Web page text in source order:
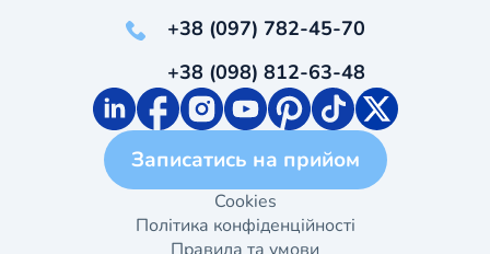
+38 (097) 782-45-70
+38 (098) 812-63-48
Записатись на прийом
Cookies
Політика конфіденційності